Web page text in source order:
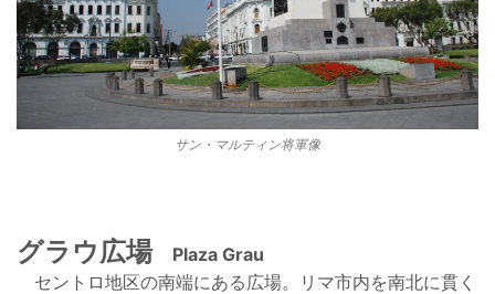
サン・マルティン将軍像
グラウ広場
Plaza Grau
セントロ地区の南端にある広場。リマ市内を南北に貫く